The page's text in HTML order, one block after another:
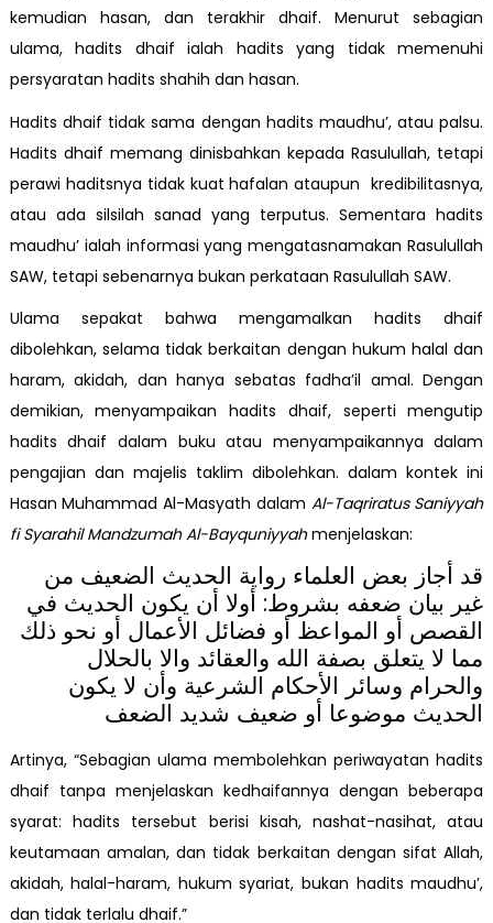
kemudian hasan, dan terakhir dhaif. Menurut sebagian
ulama, hadits dhaif ialah hadits yang tidak memenuhi
persyaratan hadits shahih dan hasan.
Hadits dhaif tidak sama dengan hadits maudhu’, atau palsu.
Hadits dhaif memang dinisbahkan kepada Rasulullah, tetapi
perawi haditsnya tidak kuat hafalan ataupun kredibilitasnya,
atau ada silsilah sanad yang terputus. Sementara hadits
maudhu’ ialah informasi yang mengatasnamakan Rasulullah
SAW, tetapi sebenarnya bukan perkataan Rasulullah SAW.
Ulama sepakat bahwa mengamalkan hadits dhaif
dibolehkan, selama tidak berkaitan dengan hukum halal dan
haram, akidah, dan hanya sebatas fadha’il amal. Dengan
demikian, menyampaikan hadits dhaif, seperti mengutip
hadits dhaif dalam buku atau menyampaikannya dalam
pengajian dan majelis taklim dibolehkan. dalam kontek ini
Hasan Muhammad Al-Masyath dalam Al-Taqriratus Saniyyah
fi Syarahil Mandzumah Al-Bayquniyyahmenjelaskan:
قد أجاز بعض العلماء رواية الحديث الضعيف من
غير بيان ضعفه بشروط: أولا أن يكون الحديث في
القصص أو المواعظ أو فضائل الأعمال أو نحو ذلك
مما لا يتعلق بصفة الله والعقائد والا بالحلال
والحرام وسائر الأحكام الشرعية وأن لا يكون
الحديث موضوعا أو ضعيف شديد الضعف
Artinya, “Sebagian ulama membolehkan periwayatan hadits
dhaif tanpa menjelaskan kedhaifannya dengan beberapa
syarat: hadits tersebut berisi kisah, nashat-nasihat, atau
keutamaan amalan, dan tidak berkaitan dengan sifat Allah,
akidah, halal-haram, hukum syariat, bukan hadits maudhu’,
dan tidak terlalu dhaif.”